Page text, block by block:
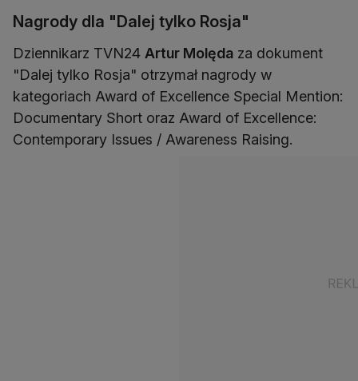
Nagrody dla "Dalej tylko Rosja"
Dziennikarz TVN24 Artur Molęda za dokument
"Dalej tylko Rosja" otrzymał nagrody w
kategoriach Award of Excellence Special Mention:
Documentary Short oraz Award of Excellence:
Contemporary Issues / Awareness Raising.